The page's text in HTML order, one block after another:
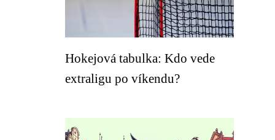
Hokejová tabulka: Kdo vede
extraligu po víkendu?